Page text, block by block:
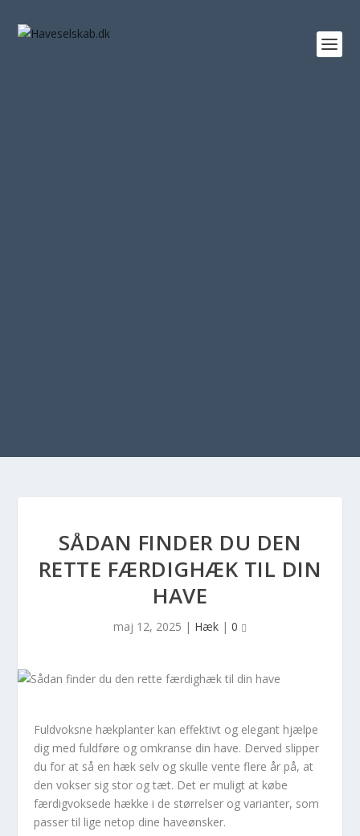
SÅDAN FINDER DU DEN
RETTE FÆRDIGHÆK TIL DIN
HAVE
maj 12, 2025 | Hæk | 0
Fuldvoksne hækplanter kan effektivt og elegant hjælpe
dig med fuldføre og omkranse din have. Derved slipper
du for at så en hæk selv og skulle vente flere år på, at
den vokser sig stor og tæt. Det er muligt at købe
færdigvoksede hække i de størrelser og varianter, som
passer til lige netop dine haveønsker.